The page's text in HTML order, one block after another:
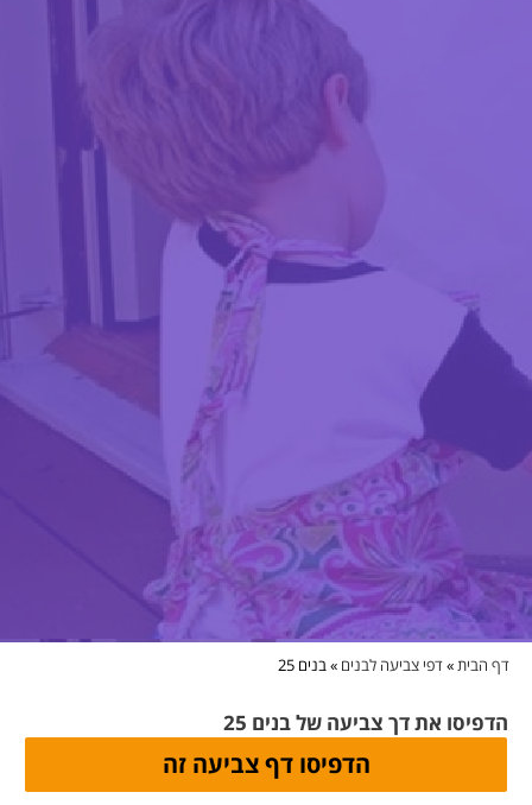
דף הבית»דפי צביעה לבנים »בנים 25
הדפיסו את דך צביעה של בנים 25